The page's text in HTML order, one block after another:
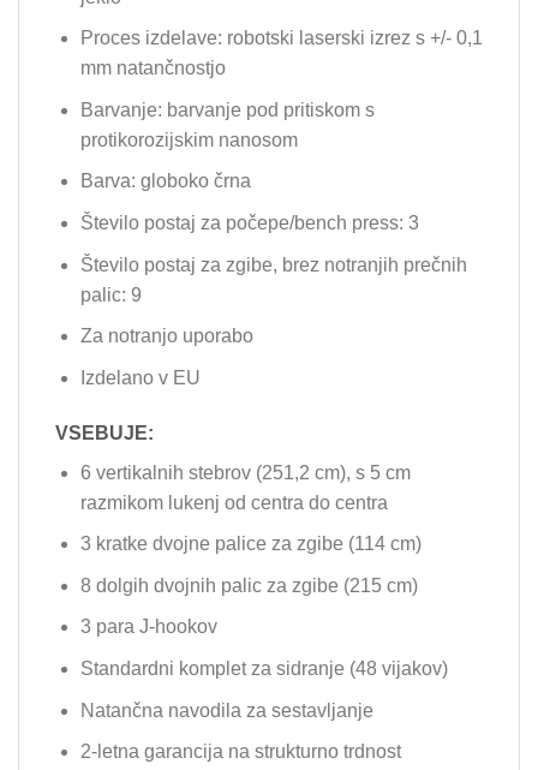
Proces izdelave: robotski laserski izrez s +/- 0,1
mm natančnostjo
Barvanje: barvanje pod pritiskom s
protikorozijskim nanosom
Barva: globoko črna
Število postaj za počepe/bench press: 3
Število postaj za zgibe, brez notranjih prečnih
palic: 9
Za notranjo uporabo
Izdelano v EU
VSEBUJE:
6 vertikalnih stebrov (251,2 cm), s 5 cm
razmikom lukenj od centra do centra
3 kratke dvojne palice za zgibe (114 cm)
8 dolgih dvojnih palic za zgibe (215 cm)
3 para J-hookov
Standardni komplet za sidranje (48 vijakov)
Natančna navodila za sestavljanje
2-letna garancija na strukturno trdnost